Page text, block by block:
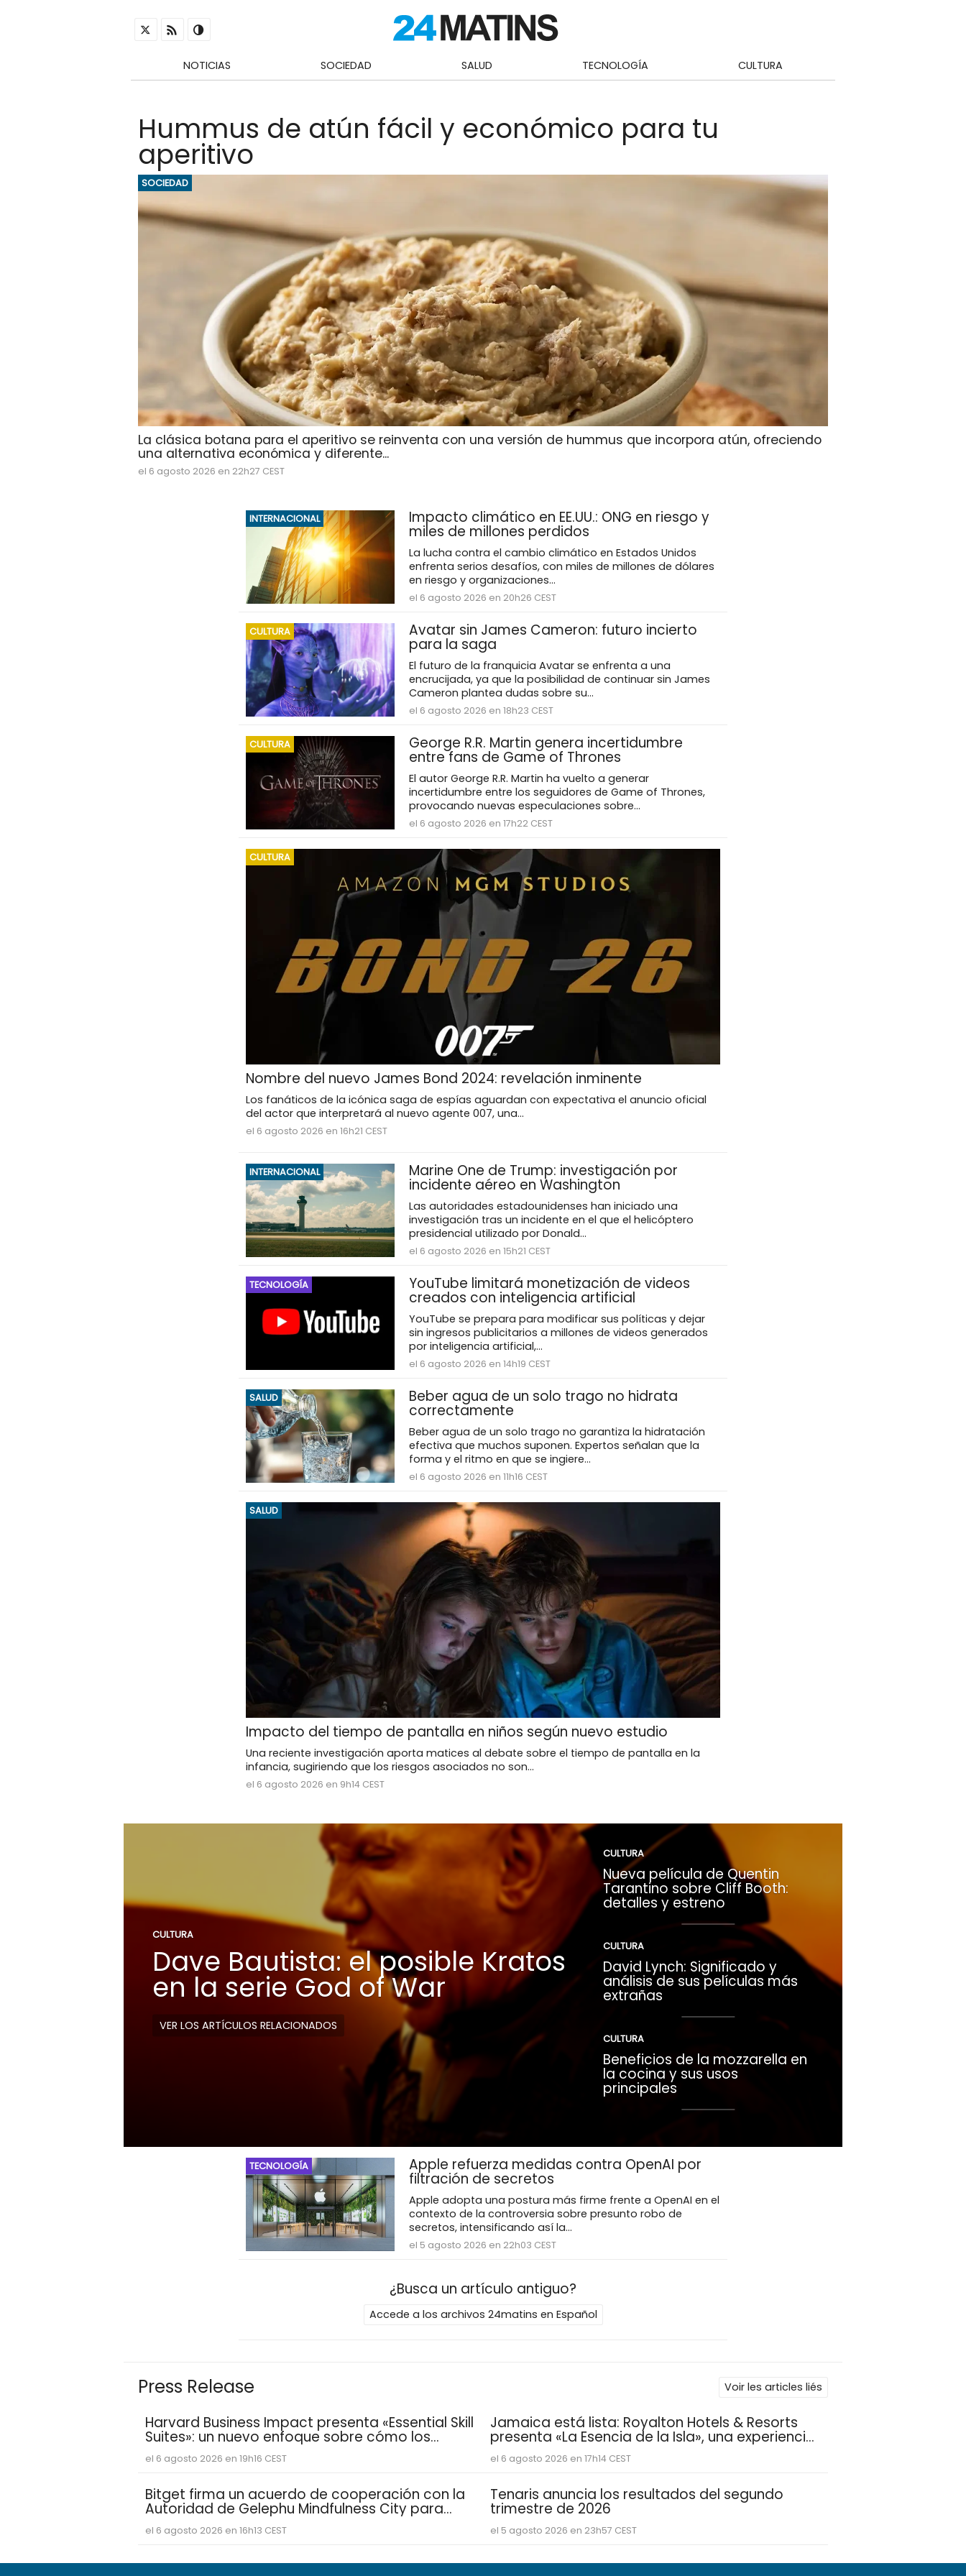
NOTICIAS SOCIEDAD SALUD TECNOLOGÍA CULTURA
Hummus de atún fácil y económico para tu
aperitivo
SOCIEDAD
La clásica botana para el aperitivo se reinventa con una versión de hummus que incorpora atún, ofreciendo
una alternativa económica y diferente...
el 6 agosto 2026 en 22h27 CEST
INTERNACIONAL Impacto climático en EE.UU.: ONG en riesgo y
miles de millones perdidos
La lucha contra el cambio climático en Estados Unidos
enfrenta serios desafíos, con miles de millones de dólares
en riesgo y organizaciones...
el 6 agosto 2026 en 20h26 CEST
CULTURA Avatar sin James Cameron: futuro incierto
para la saga
El futuro de la franquicia Avatar se enfrenta a una
encrucijada, ya que la posibilidad de continuar sin James
Cameron plantea dudas sobre su...
el 6 agosto 2026 en 18h23 CEST
CULTURA George R.R. Martin genera incertidumbre
entre fans de Game of Thrones
El autor George R.R. Martin ha vuelto a generar
incertidumbre entre los seguidores de Game of Thrones,
provocando nuevas especulaciones sobre...
el 6 agosto 2026 en 17h22 CEST
CULTURA
Nombre del nuevo James Bond 2024: revelación inminente
Los fanáticos de la icónica saga de espías aguardan con expectativa el anuncio oficial
del actor que interpretará al nuevo agente 007, una...
el 6 agosto 2026 en 16h21 CEST
INTERNACIONAL Marine One de Trump: investigación por
incidente aéreo en Washington
Las autoridades estadounidenses han iniciado una
investigación tras un incidente en el que el helicóptero
presidencial utilizado por Donald...
el 6 agosto 2026 en 15h21 CEST
TECNOLOGÍA YouTube limitará monetización de videos
creados con inteligencia artificial
YouTube se prepara para modificar sus políticas y dejar
sin ingresos publicitarios a millones de videos generados
por inteligencia artificial,...
el 6 agosto 2026 en 14h19 CEST
SALUD Beber agua de un solo trago no hidrata
correctamente
Beber agua de un solo trago no garantiza la hidratación
efectiva que muchos suponen. Expertos señalan que la
forma y el ritmo en que se ingiere...
el 6 agosto 2026 en 11h16 CEST
SALUD
Impacto del tiempo de pantalla en niños según nuevo estudio
Una reciente investigación aporta matices al debate sobre el tiempo de pantalla en la
infancia, sugiriendo que los riesgos asociados no son...
el 6 agosto 2026 en 9h14 CEST
CULTURA
Dave Bautista: el posible Kratos
en la serie God of War
VER LOS ARTÍCULOS RELACIONADOS
CULTURA
Nueva película de Quentin
Tarantino sobre Cliff Booth:
detalles y estreno
CULTURA
David Lynch: Significado y
análisis de sus películas más
extrañas
CULTURA
Beneficios de la mozzarella en
la cocina y sus usos
principales
TECNOLOGÍA Apple refuerza medidas contra OpenAI por
filtración de secretos
Apple adopta una postura más firme frente a OpenAI en el
contexto de la controversia sobre presunto robo de
secretos, intensificando así la...
el 5 agosto 2026 en 22h03 CEST
¿Busca un artículo antiguo?
Accede a los archivos 24matins en Español
Press Release Voir les articles liés
Harvard Business Impact presenta «Essential Skill
Suites»: un nuevo enfoque sobre cómo los
estudiantes aprenden y desarrollan las
competencias personales distintivas que
el 6 agosto 2026 en 19h16 CEST
Jamaica está lista: Royalton Hotels & Resorts
presenta «La Esencia de la Isla», una experiencia
vacacional para familias
el 6 agosto 2026 en 17h14 CEST
Bitget firma un acuerdo de cooperación con la
Autoridad de Gelephu Mindfulness City para
explorar una presencia autorizada de activos
digitales en Bután
el 6 agosto 2026 en 16h13 CEST
Tenaris anuncia los resultados del segundo
trimestre de 2026
el 5 agosto 2026 en 23h57 CEST